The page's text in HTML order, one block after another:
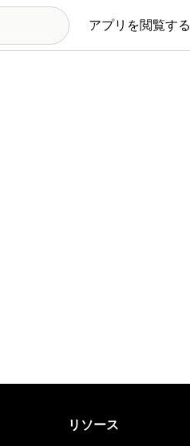
アプリを閲覧する
リソース